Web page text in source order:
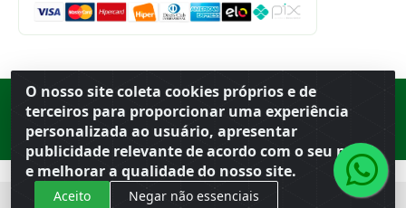
O nosso site coleta cookies próprios e de
terceiros para proporcionar uma experiência
personalizada ao usuário, apresentar
publicidade relevante de acordo com o seu perfil
e melhorar a qualidade do nosso site.
Aceito Negar não essenciais
Rod. SP-215, s/n, km 98 — Área Rural Porto Ferreira ·BR
· CEP
· CNPJ 56.679.863/0001-91
© 2026 Atacado Ideal